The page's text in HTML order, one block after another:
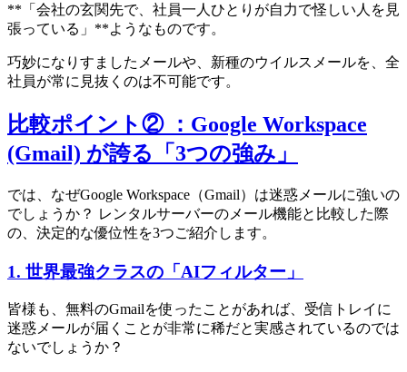
**「会社の玄関先で、社員一人ひとりが自力で怪しい人を見
張っている」**ようなものです。
巧妙になりすましたメールや、新種のウイルスメールを、全
社員が常に見抜くのは不可能です。
比較ポイント② ：Google Workspace
(Gmail) が誇る「3つの強み」
では、なぜGoogle Workspace（Gmail）は迷惑メールに強いの
でしょうか？ レンタルサーバーのメール機能と比較した際
の、決定的な優位性を3つご紹介します。
1. 世界最強クラスの「AIフィルター」
皆様も、無料のGmailを使ったことがあれば、受信トレイに
迷惑メールが届くことが非常に稀だと実感されているのでは
ないでしょうか？